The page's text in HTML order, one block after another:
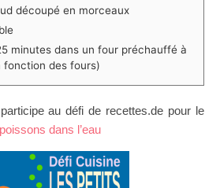
découpé en morceaux
minutes dans un four préchauffé à
fonction des fours)
au défi de recettes.de pour le
dans l’eau